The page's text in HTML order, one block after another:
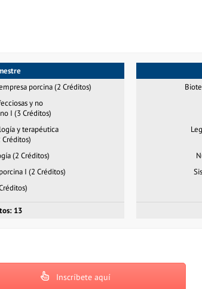
porcina (2 Créditos)
y no
I (3 Créditos)
y terapéutica
(2 Créditos)
I (2 Créditos)
13
Inscríbete aquí